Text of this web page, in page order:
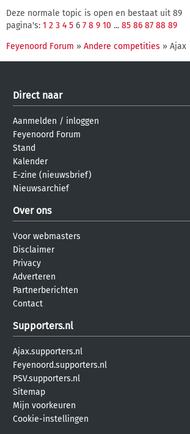
Deze normale topic is open en bestaat uit 89
pagina's: 1 2 3 4 5 6 7 8 9 10 ... 85 86 87 88 89
Feyenoord Forum » Andere competities » Ajax
Direct naar
Aanmelden / inloggen
Feyenoord Forum
Stand
Kalender
E-zine (nieuwsbrief)
Nieuwsarchief
Over ons
Voor webmasters
Disclaimer
Privacy
Adverteren
Partnerberichten
Contact
Supporters.nl
Ajax.supporters.nl
Feyenoord.supporters.nl
PSV.supporters.nl
Sitemap
Mijn voorkeuren
Cookie-instellingen